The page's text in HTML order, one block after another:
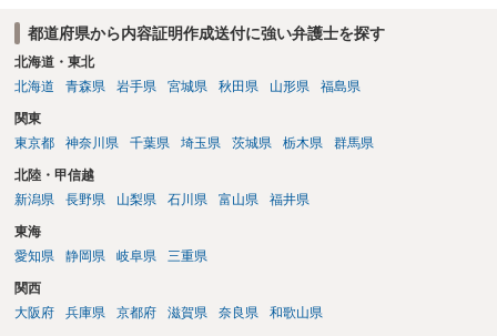
都道府県から内容証明作成送付に強い弁護士を探す
北海道・東北
北海道
青森県 岩手県 宮城県 秋田県 山形県 福島県
関東
東京都
神奈川県 千葉県 埼玉県 茨城県 栃木県 群馬県
北陸・甲信越
新潟県
長野県 山梨県 石川県 富山県 福井県
東海
愛知県
静岡県 岐阜県 三重県
関西
大阪府
兵庫県 京都府 滋賀県 奈良県 和歌山県